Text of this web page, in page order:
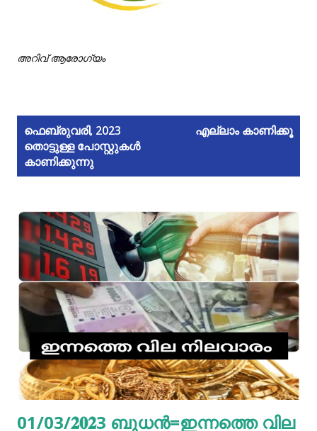
അറിവ് ആരോഗ്യം
പോ
സ്റ്റു
ക
ഫെബ്രുവരി, 2023
തൊട്ടുള്ള പോസ്റ്റുകൾ
കാണിക്കുന്നു
എല്ലാം കാണിക്കൂ
01/03/𝟐𝟎𝟐3 ബുധൻ=ഇന്നത്തെ വില